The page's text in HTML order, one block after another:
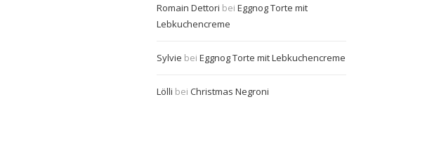
Romain Dettori bei Eggnog Torte mit
Lebkuchencreme
Sylvie bei Eggnog Torte mit Lebkuchencreme
Lölli bei Christmas Negroni